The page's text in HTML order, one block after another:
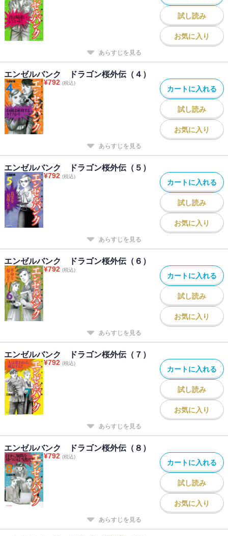
試し読み
お気に入り
あらすじを見る
エンゼルバンク ドラゴン桜外伝（４）
¥792 (税込)
カートに入れる
試し読み
お気に入り
あらすじを見る
エンゼルバンク ドラゴン桜外伝（５）
¥792 (税込)
カートに入れる
試し読み
お気に入り
あらすじを見る
エンゼルバンク ドラゴン桜外伝（６）
¥792 (税込)
カートに入れる
試し読み
お気に入り
あらすじを見る
エンゼルバンク ドラゴン桜外伝（７）
¥792 (税込)
カートに入れる
試し読み
お気に入り
あらすじを見る
エンゼルバンク ドラゴン桜外伝（８）
¥792 (税込)
カートに入れる
試し読み
お気に入り
あらすじを見る